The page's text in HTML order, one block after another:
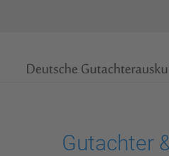
Gutachter